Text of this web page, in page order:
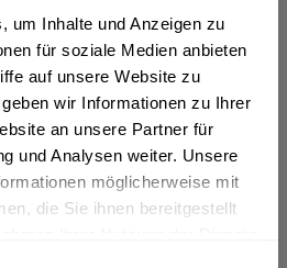
um Inhalte und Anzeigen zu
für soziale Medien anbieten
auf unsere Website zu
wir Informationen zu Ihrer
an unsere Partner für
und Analysen weiter. Unsere
möglicherweise mit
die Sie ihnen bereitgestellt
In den
Warenkorb
Hinzugefügt
und Gaumen bieten die
Bestes...mehr